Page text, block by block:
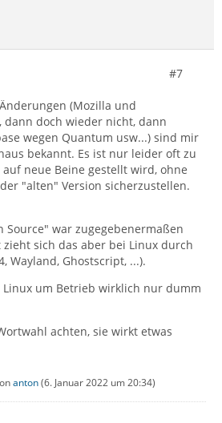
#7
(Mozilla und
doch wieder nicht, dann
wegen Quantum usw...) sind mir
bekannt. Es ist nur leider oft zu
neue Beine gestellt wird, ohne
"alten" Version sicherzustellen.
war zugegebenermaßen
sich das aber bei Linux durch
Wayland, Ghostscript, ...).
Linux um Betrieb wirklich nur dumm
achten, sie wirkt etwas
anton(6. Januar 2022 um 20:34)